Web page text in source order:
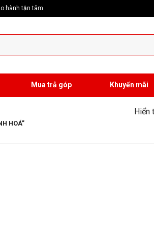
hành tận tâm
Mua trả góp Khuyến mãi
HOÁ”
Hiển